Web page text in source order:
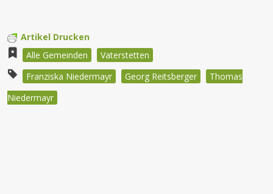
Artikel Drucken
Alle Gemeinden
Vaterstetten
Franziska Niedermayr
Georg Reitsberger
Thomas
Niedermayr